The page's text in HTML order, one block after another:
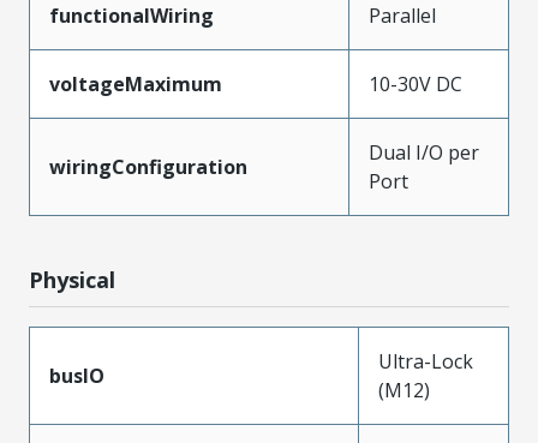
functionalWiring Parallel
voltageMaximum 10-30V DC
wiringConfiguration
Dual I/O per
Port
Physical
busIO
Ultra-Lock
(M12)